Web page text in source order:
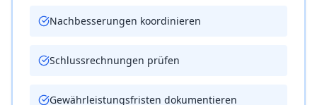
Nachbesserungen koordinieren
Schlussrechnungen prüfen
Gewährleistungsfristen dokumentieren